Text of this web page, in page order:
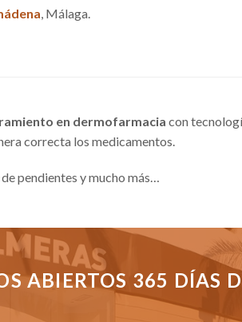
, Málaga.
en dermofarmacia con
correcta los medicamentos.
de pendientes y mucho más…
ABIERTOS 365 DÍAS